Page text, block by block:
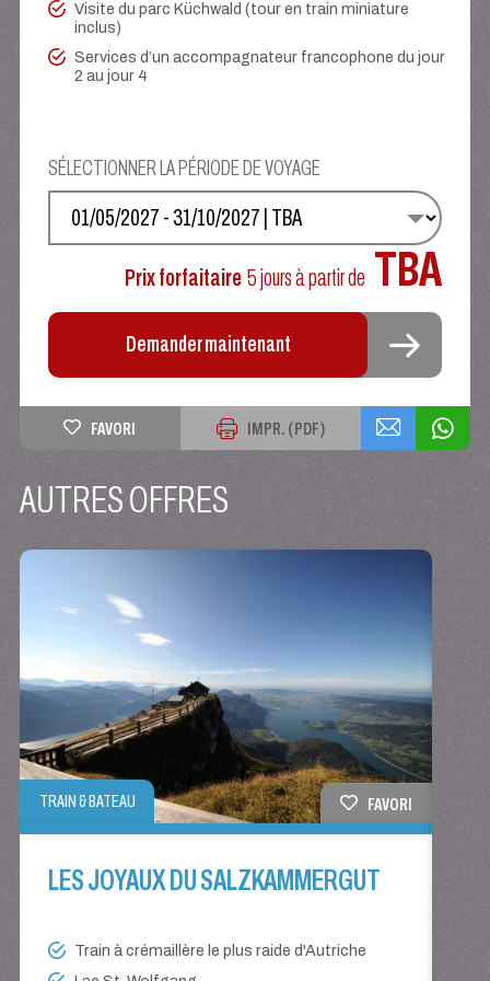
Visite du parc Küchwald (tour en train miniature
inclus)
Services d’un accompagnateur francophone du jour
2 au jour 4
SÉLECTIONNER LA PÉRIODE DE VOYAGE
SÉLECTIONNEZ VOS DATES
Prix forfaitaire5 joursà partir de TBA
Demander maintenant
FAVORI IMPR. (PDF)
AUTRES OFFRES
TRAIN & BATEAU FAVORI
LES JOYAUX DU SALZKAMMERGUT
Train à crémaillère le plus raide d'Autriche